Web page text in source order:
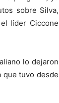
sobre Silva,
líder Ciccone
lo dejaron
que tuvo desde